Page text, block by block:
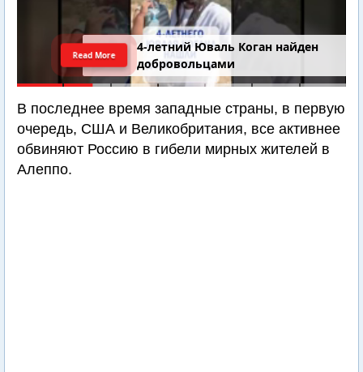
4-летний Юваль Коган найден
добровольцами
Read More
В последнее время западные страны, в первую
очередь, США и Великобритания, все активнее
обвиняют Россию в гибели мирных жителей в
Алеппо.